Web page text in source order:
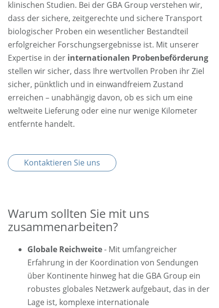
klinischen Studien. Bei der GBA Group verstehen wir,
dass der sichere, zeitgerechte und sichere Transport
biologischer Proben ein wesentlicher Bestandteil
erfolgreicher Forschungsergebnisse ist. Mit unserer
Expertise in der internationalen Probenbeförderung
stellen wir sicher, dass Ihre wertvollen Proben ihr Ziel
sicher, pünktlich und in einwandfreiem Zustand
erreichen – unabhängig davon, ob es sich um eine
weltweite Lieferung oder eine nur wenige Kilometer
entfernte handelt.
Kontaktieren Sie uns
Warum sollten Sie mit uns
zusammenarbeiten?
Globale Reichweite- Mit umfangreicher
Erfahrung in der Koordination von Sendungen
über Kontinente hinweg hat die GBA Group ein
robustes globales Netzwerk aufgebaut, das in der
Lage ist, komplexe internationale